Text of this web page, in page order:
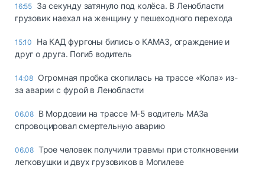
16:55 За секунду затянуло под колёса. В Ленобласти
грузовик наехал на женщину у пешеходного перехода
15:10
На КАД фургоны бились о КАМАЗ, ограждение и
друг о друга. Погиб водитель
14:08 Огромная пробка скопилась на трассе «Кола» из-
за аварии с фурой в Ленобласти
06.08 В Мордовии на трассе М-5 водитель МАЗа
спровоцировал смертельную аварию
06.08 Трое человек получили травмы при столкновении
легковушки и двух грузовиков в Могилеве